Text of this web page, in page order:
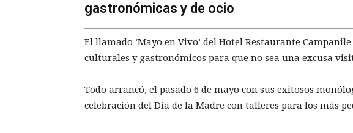
gastronómicas y de ocio
El llamado ‘Mayo en Vivo’ del Hotel Restaurante
culturales y gastronómicos para que no sea una excusa
Todo arrancó, el pasado 6 de mayo con sus exitosos
celebración del Día de la Madre con talleres para los más